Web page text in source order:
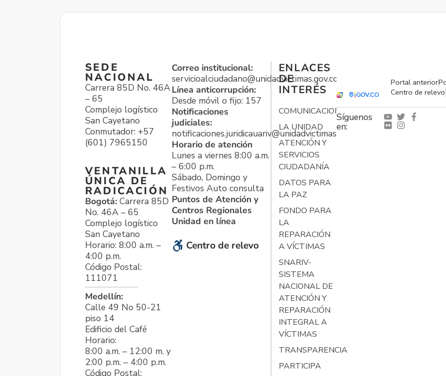
SEDE
NACIONAL
Carrera 85D No. 46A
– 65
Complejo logístico
San Cayetano
Conmutador: +57
(601) 7965150
VENTANILLA
ÚNICA DE
RADICACIÓN
Bogotá: Carrera 85D
No. 46A – 65
Complejo logístico
San Cayetano
Horario: 8:00 a.m. –
4:00 p.m.
Código Postal:
111071
Medellín:
Calle 49 No 50-21
piso 14
Edificio del Café
Horario:
8:00 a.m. – 12:00 m. y
2:00 p.m. – 4:00 p.m.
Código Postal:
Correo institucional:
servicioalciudadano@unidadvictimas.gov.co
Línea anticorrupción:
Desde móvil o fijo: 157
Notificaciones
judiciales:
notificaciones.juridicauariv@unidadvictimas.gov.co
Horario de atención
Lunes a viernes 8:00 a.m.
– 6:00 p.m.
Sábado, Domingo y
Festivos Auto consulta
Puntos de Atención y
Centros Regionales
Unidad en línea
Centro de relevo
ENLACES
DE
INTERÉS
COMUNICACIONES
LA UNIDAD
ATENCIÓN Y
SERVICIOS
CIUDADANÍA
DATOS PARA
LA PAZ
FONDO PARA
LA
REPARACIÓN
A VÍCTIMAS
SNARIV-
SISTEMA
NACIONAL DE
ATENCIÓN Y
REPARACIÓN
INTEGRAL A
VÍCTIMAS
TRANSPARENCIA
PARTICIPA
Portal anterior
Centro de relevo
Síguenos
en: